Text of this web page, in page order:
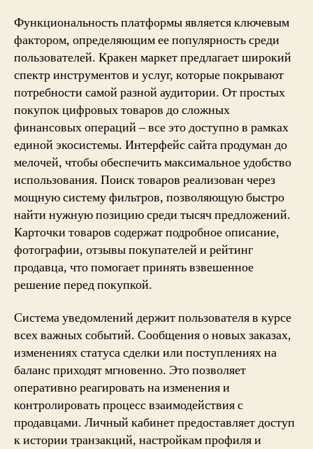
Функциональность платформы является ключевым
фактором, определяющим ее популярность среди
пользователей. Кракен маркет предлагает широкий
спектр инструментов и услуг, которые покрывают
потребности самой разной аудитории. От простых
покупок цифровых товаров до сложных
финансовых операций – все это доступно в рамках
единой экосистемы. Интерфейс сайта продуман до
мелочей, чтобы обеспечить максимальное удобство
использования. Поиск товаров реализован через
мощную систему фильтров, позволяющую быстро
найти нужную позицию среди тысяч предложений.
Карточки товаров содержат подробное описание,
фотографии, отзывы покупателей и рейтинг
продавца, что помогает принять взвешенное
решение перед покупкой.
Система уведомлений держит пользователя в курсе
всех важных событий. Сообщения о новых заказах,
изменениях статуса сделки или поступлениях на
баланс приходят мгновенно. Это позволяет
оперативно реагировать на изменения и
контролировать процесс взаимодействия с
продавцами. Личный кабинет предоставляет доступ
к истории транзакций, настройкам профиля и